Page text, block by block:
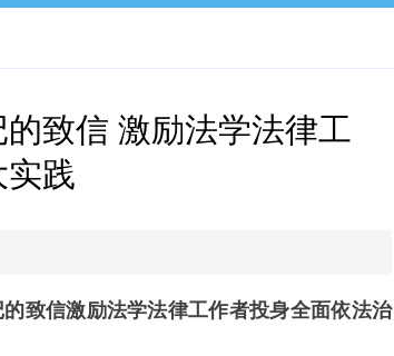
致信 激励法学法律工
实践
致信激励法学法律工作者投身全面依法治